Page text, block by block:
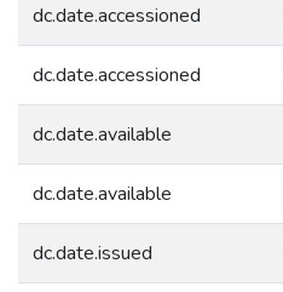
dc.date.accessioned
dc.date.accessioned
dc.date.available
dc.date.available
dc.date.issued